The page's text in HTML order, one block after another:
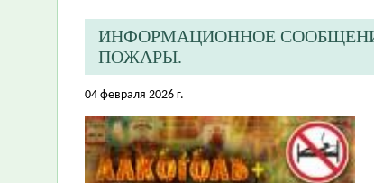
ИНФОРМАЦИОННОЕ
ПОЖАРЫ.
04 февраля 2026 г.